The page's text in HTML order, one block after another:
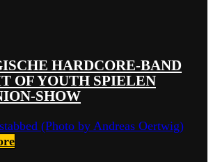
HARDCORE-BAND
OF YOUTH SPIELEN
SHOW